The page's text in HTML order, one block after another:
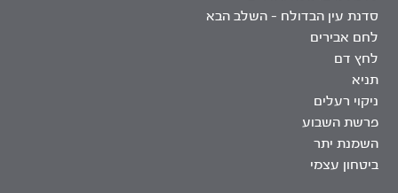
סדנת עין הבדולח – השלב הבא
לחם אבירים
לחץ דם
תניא
ניקוי רעלים
פרשת השבוע
השמנת יתר
ביטחון עצמי